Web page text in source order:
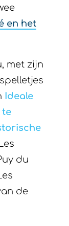
en het
met zijn
Ideale
te
du
de